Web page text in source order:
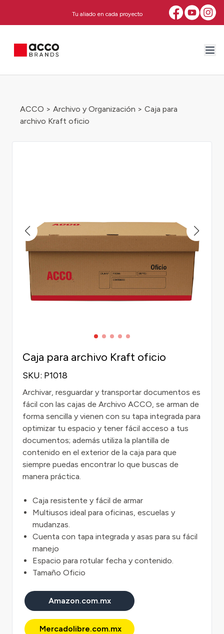
Tu aliado en cada proyecto
ACCO > Archivo y Organización > Caja para
archivo Kraft oficio
Caja para archivo Kraft oficio
SKU: P1018
Archivar, resguardar y transportar documentos es
fácil con las cajas de Archivo ACCO, se arman de
forma sencilla y vienen con su tapa integrada para
optimizar tu espacio y tener fácil acceso a tus
documentos; además utiliza la plantilla de
contenido en el exterior de la caja para que
siempre puedas encontrar lo que buscas de
manera práctica.
Caja resistente y fácil de armar
Multiusos ideal para oficinas, escuelas y
mudanzas.
Cuenta con tapa integrada y asas para su fácil
manejo
Espacio para rotular fecha y contenido.
Tamaño Oficio
Amazon.com.mx
Mercadolibre.com.mx